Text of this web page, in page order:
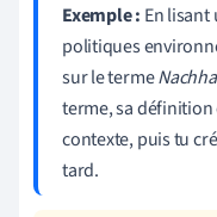
Exemple : En
politiques
sur le terme
terme, sa définition
contexte, puis tu
tard.